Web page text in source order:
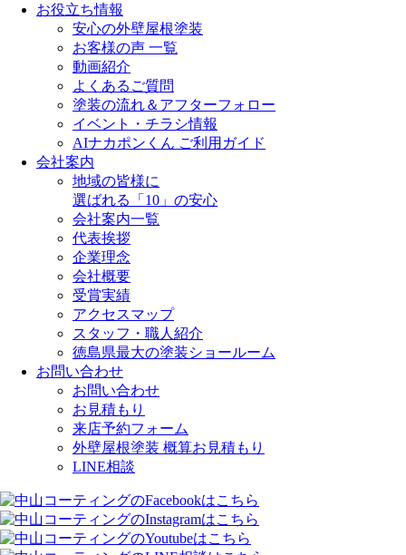
お役立ち情報
安心の外壁屋根塗装
お客様の声 一覧
動画紹介
よくあるご質問
塗装の流れ＆アフターフォロー
イベント・チラシ情報
AIナカポンくん ご利用ガイド
会社案内
地域の皆様に
選ばれる「10」の安心
会社案内一覧
代表挨拶
企業理念
会社概要
受賞実績
アクセスマップ
スタッフ・職人紹介
徳島県最大の塗装ショールーム
お問い合わせ
お問い合わせ
お見積もり
来店予約フォーム
外壁屋根塗装 概算お見積もり
LINE相談